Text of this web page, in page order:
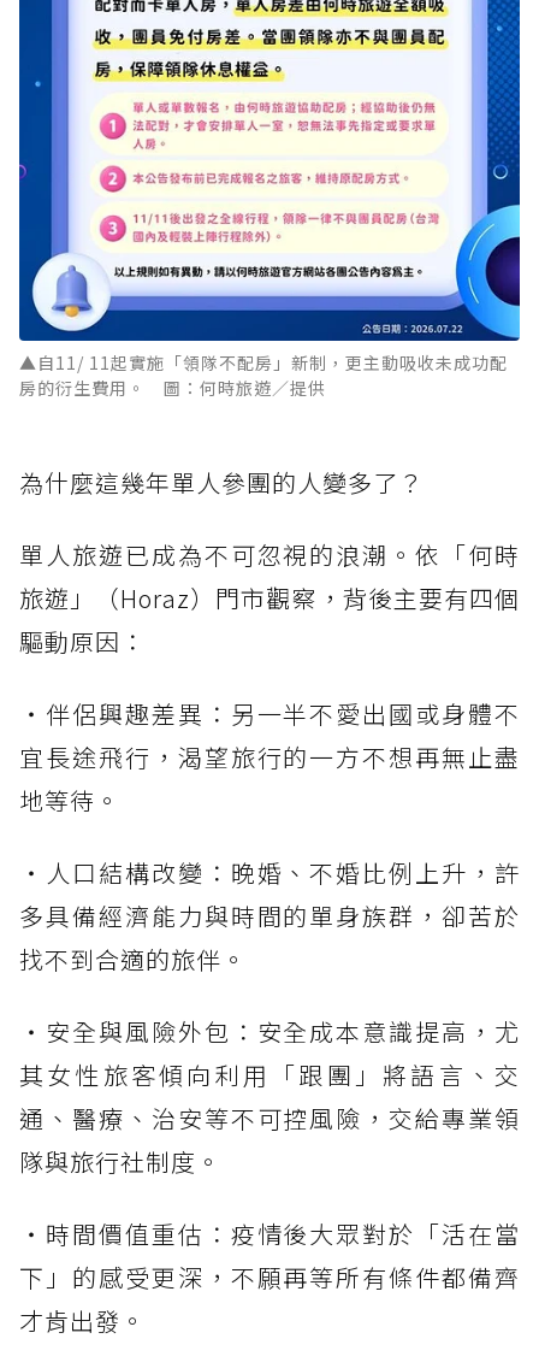
▲自11/ 11起實施「領隊不配房」新制，更主動吸收未成功配
房的衍生費用。 圖：何時旅遊／提供
為什麼這幾年單人參團的人變多了？
單人旅遊已成為不可忽視的浪潮。依「何時
旅遊」（Horaz）門市觀察，背後主要有四個
驅動原因：
・伴侶興趣差異：另一半不愛出國或身體不
宜長途飛行，渴望旅行的一方不想再無止盡
地等待。
・人口結構改變：晚婚、不婚比例上升，許
多具備經濟能力與時間的單身族群，卻苦於
找不到合適的旅伴。
・安全與風險外包：安全成本意識提高，尤
其女性旅客傾向利用「跟團」將語言、交
通、醫療、治安等不可控風險，交給專業領
隊與旅行社制度。
・時間價值重估：疫情後大眾對於「活在當
下」的感受更深，不願再等所有條件都備齊
才肯出發。